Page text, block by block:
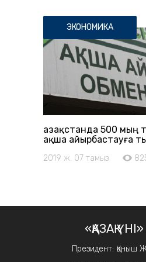
ЭКОНОМИКА
Қазақстанда 500 мың
ақша айырбастауға
2019 ж. 07 тамыз
«ҚАЗАҚ
Президент: Қаныш